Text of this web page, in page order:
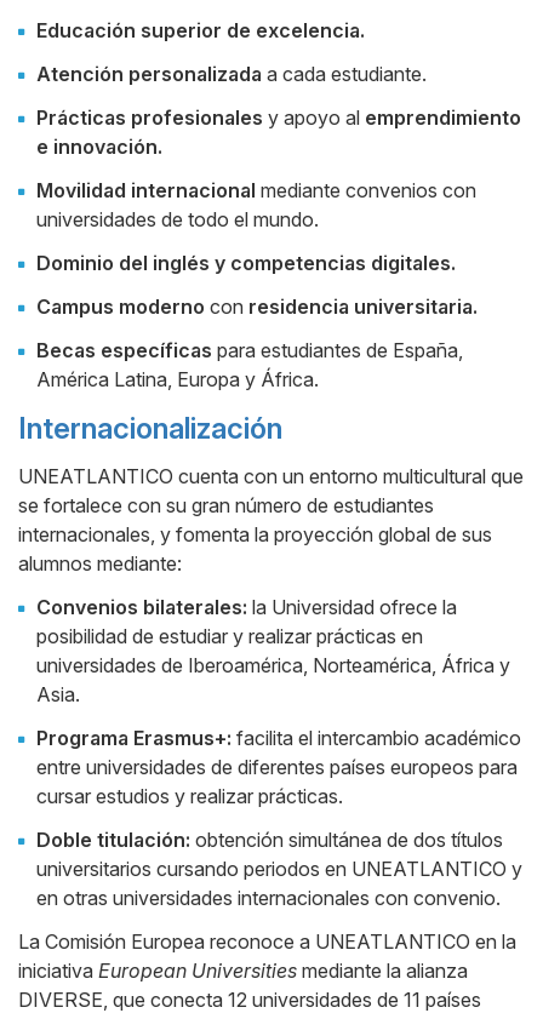
Educación superior de excelencia.
Atención personalizada a cada estudiante.
Prácticas profesionales y apoyo al emprendimiento
e innovación.
Movilidad internacional mediante convenios con
universidades de todo el mundo.
Dominio del inglés y competencias digitales.
Campus moderno con residencia universitaria.
Becas específicas para estudiantes de España,
América Latina, Europa y África.
Internacionalización
UNEATLANTICO cuenta con un entorno multicultural que
se fortalece con su gran número de estudiantes
internacionales, y fomenta la proyección global de sus
alumnos mediante:
Convenios bilaterales: la Universidad ofrece la
posibilidad de estudiar y realizar prácticas en
universidades de Iberoamérica, Norteamérica, África y
Asia.
Programa Erasmus+: facilita el intercambio académico
entre universidades de diferentes países europeos para
cursar estudios y realizar prácticas.
Doble titulación: obtención simultánea de dos títulos
universitarios cursando periodos en UNEATLANTICO y
en otras universidades internacionales con convenio.
La Comisión Europea reconoce a UNEATLANTICO en la
iniciativa European Universities mediante la alianza
DIVERSE, que conecta 12 universidades de 11 países